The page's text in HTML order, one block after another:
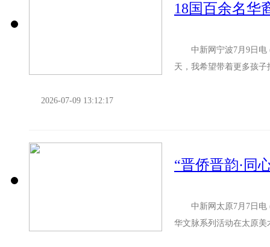
18国百余名华
中新网宁波7月9日电 (
天，我希望带着更多孩子
2026-07-09 13:12:17
中新网太原7月7日电 (
华文脉系列活动在太原美